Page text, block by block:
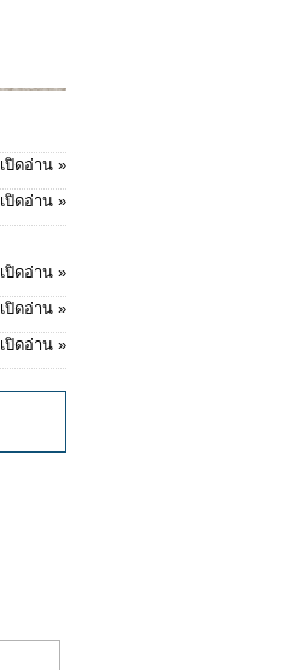
เปิดอ่าน »
เปิดอ่าน »
เปิดอ่าน »
เปิดอ่าน »
เปิดอ่าน »